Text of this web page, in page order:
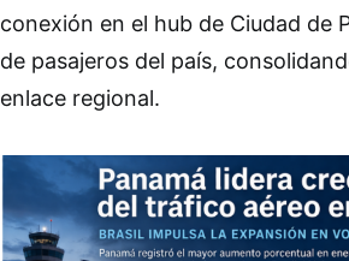
conexión en el hub de Ciudad de
de pasajeros del país,
enlace regional.